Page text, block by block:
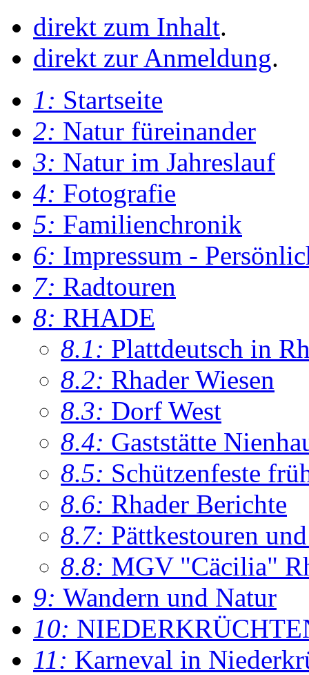
direkt zum Inhalt.
direkt zur Anmeldung.
1: Startseite
2: Natur füreinander
3: Natur im Jahreslauf
4: Fotografie
5: Familienchronik
6: Impressum -
7: Radtouren
8: RHADE
8.1: Plattdeutsch in
8.2: Rhader Wiesen
8.3: Dorf West
8.4: Gaststätte
8.5: Schützenfeste
8.6: Rhader Berichte
8.7: Pättkestouren
8.8: MGV "Cäcilia"
9: Wandern und Natur
10:
11: Karneval in